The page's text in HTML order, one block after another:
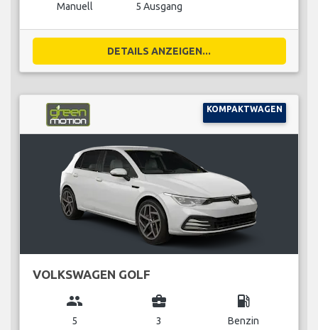
Manuell 5 Ausgang
DETAILS ANZEIGEN...
KOMPAKTWAGEN
VOLKSWAGEN GOLF
group
5
business_center
3
local_gas_station
Benzin